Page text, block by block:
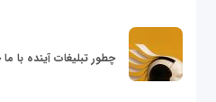
چطور تبلیغات آینده با